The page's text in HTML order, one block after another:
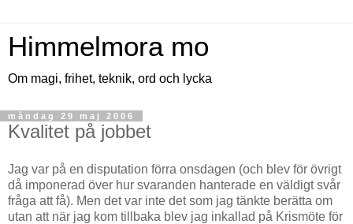
Himmelmora mo
Om magi, frihet, teknik, ord och lycka
måndag 29 maj 2006
Kvalitet på jobbet
Jag var på en disputation förra onsdagen (och blev för övrigt
då imponerad över hur svaranden hanterade en väldigt svår
fråga att få). Men det var inte det som jag tänkte berätta om
utan att när jag kom tillbaka blev jag inkallad på Krismöte för